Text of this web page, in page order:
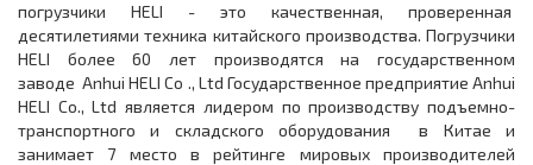
погрузчики HELI - это качественная, проверенная
десятилетиями техника китайского производства. Погрузчики
HELI более 60 лет производятся на государственном
заводе Anhui HELI Co ., Ltd Государственное предприятие Anhui
HELI Co., Ltd является лидером по производству подъемно-
транспортного и складского оборудования в Китае и
занимает 7 место в рейтинге мировых производителей